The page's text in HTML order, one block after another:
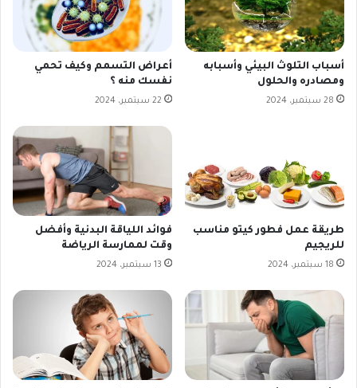
أسباب التلوث البيئي وأسبابه
ومصادره والحلول
28 سبتمبر، 2024
أعراض التسمم وكيف تحمي
نفسك منه ؟
22 سبتمبر، 2024
طريقة عمل فطور كيتو مناسب
للريجيم
18 سبتمبر، 2024
فوائد اللياقة البدنية وأفضل
وقت لممارسة الرياضة
13 سبتمبر، 2024